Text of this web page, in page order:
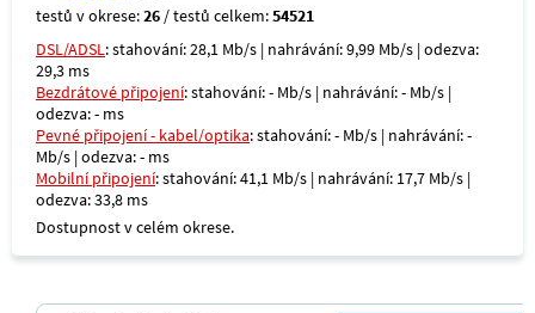
testů v okrese:26 / testů celkem:54521
DSL/ADSL: stahování: 28,1 Mb/s | nahrávání: 9,99 Mb/s | odezva:
29,3 ms
Bezdrátové připojení: stahování: - Mb/s | nahrávání: - Mb/s |
odezva: - ms
Pevné připojení - kabel/optika: stahování: - Mb/s | nahrávání: -
Mb/s | odezva: - ms
Mobilní připojení: stahování: 41,1 Mb/s | nahrávání: 17,7 Mb/s |
odezva: 33,8 ms
Dostupnost v celém okrese.